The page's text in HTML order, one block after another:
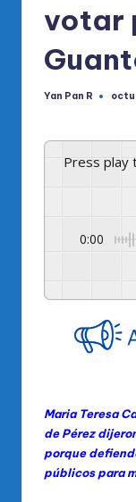
el
R
M
votar
Publicado
Yan Pan R
Press
0:00
Maria Teresa
de Pérez
porque
públicos para